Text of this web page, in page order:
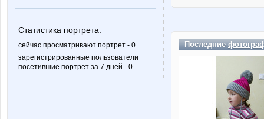
Статистика портрета:
сейчас просматривают портрет - 0
зарегистрированные пользователи
посетившие портрет за 7 дней - 0
Последние